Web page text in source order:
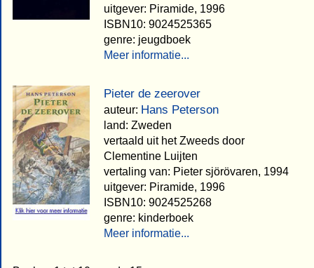
uitgever: Piramide, 1996
ISBN10: 9024525365
genre: jeugdboek
Meer informatie...
Pieter de zeerover
auteur: Hans Peterson
land: Zweden
vertaald uit het Zweeds door
Clementine Luijten
vertaling van: Pieter sjörövaren, 1994
uitgever: Piramide, 1996
ISBN10: 9024525268
genre: kinderboek
Meer informatie...